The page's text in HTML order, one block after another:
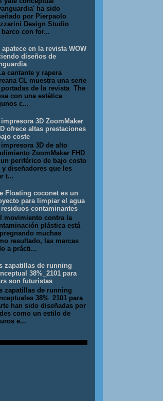
ha sido
por Pierpaolo
Design Studio
con for...
apatece en la revista WOW
diseños de
cantante y rapera
CL muestra una serie
portadas de la revista The
con una estética
c...
impresora 3D ZoomMaker
ofrece altas prestaciones
coste
impresora 3D de alto
ZoomMaker FHD
periférico de bajo costo
y diseñadores que les
t...
Floating coconet es un
para limpiar el agua
residuos contaminantes
movimiento contra la
plástica está
muchas
resultado, las marcas
a prácti...
zapatillas de running
38%_2101 para
son futuristas
zapatillas de running
38%_2101 para
han sido diseñadas por
como un estilo de
e...